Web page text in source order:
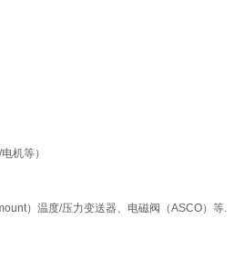
机等）
）温度/压力变送器、电磁阀（ASCO）等.